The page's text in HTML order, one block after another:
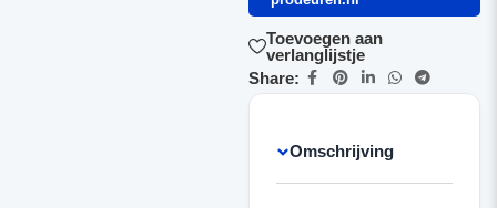
Toevoegen aan
verlanglijstje
Share:
Omschrijving